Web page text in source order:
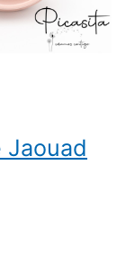
Jaouad